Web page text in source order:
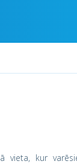
vieta, kur